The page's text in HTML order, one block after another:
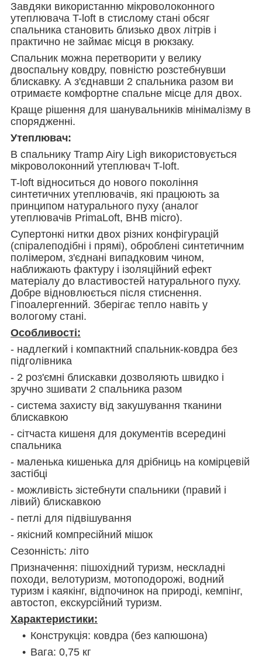
Завдяки використанню мікроволоконного
утеплювача T-loft в стислому стані обсяг
спальника становить близько двох літрів і
практично не займає місця в рюкзаку.
Спальник можна перетворити у велику
двоспальну ковдру, повністю розстебнувши
блискавку. А з'єднавши 2 спальника разом ви
отримаєте комфортне спальне місце для двох.
Краще рішення для шанувальників мінімалізму в
спорядженні.
Утеплювач:
В спальнику Tramp Airy Ligh використовується
мікроволоконний утеплювач T-loft.
T-loft відноситься до нового покоління
синтетичних утеплювачів, які працюють за
принципом натурального пуху (аналог
утеплювачів PrimaLoft, BHB micro).
Супертонкі нитки двох різних конфігурацій
(спіралеподібні і прямі), оброблені синтетичним
полімером, з'єднані випадковим чином,
наближають фактуру і ізоляційний ефект
матеріалу до властивостей натурального пуху.
Добре відновлюється після стиснення.
Гіпоалергенний. Зберігає тепло навіть у
вологому стані.
Особливості:
- надлегкий і компактний спальник-ковдра без
підголівника
- 2 роз'ємні блискавки дозволяють швидко і
зручно зшивати 2 спальника разом
- система захисту від закушування тканини
блискавкою
- сітчаста кишеня для документів всередині
спальника
- маленька кишенька для дрібниць на комірцевій
застібці
- можливість зістебнути спальники (правий і
лівий) блискавкою
- петлі для підвішування
- якісний компресійний мішок
Сезонність: літо
Призначення: пішохідний туризм, нескладні
походи, велотуризм, мотоподорожі, водний
туризм і каякінг, відпочинок на природі, кемпінг,
автостоп, екскурсійний туризм.
Характеристики:
Конструкція: ковдра (без капюшона)
Вага: 0,75 кг